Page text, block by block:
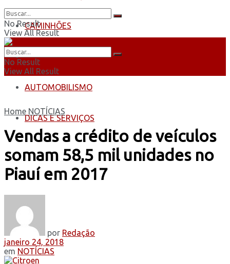
CAMINHÕES
ÔNIBUS
AUTOMOBILISMO
DICAS E SERVIÇOS
No Result
View All Result
No Result
View All Result
Home NOTÍCIAS
Vendas a crédito de veículos
somam 58,5 mil unidades no
Piauí em 2017
por Redação
janeiro 24, 2018
em NOTÍCIAS